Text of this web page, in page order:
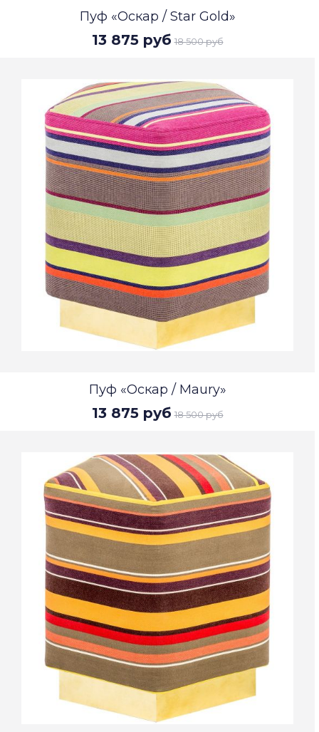
Пуф «Оскар / Star Gold»
13 875 руб 18 500 руб
Пуф «Оскар / Maury»
13 875 руб 18 500 руб